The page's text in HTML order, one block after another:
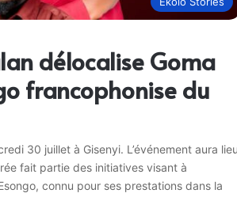
délocalise Goma
francophonise du
30 juillet à Gisenyi. L’événement aura lieu
fait partie des initiatives visant à
connu pour ses prestations dans la